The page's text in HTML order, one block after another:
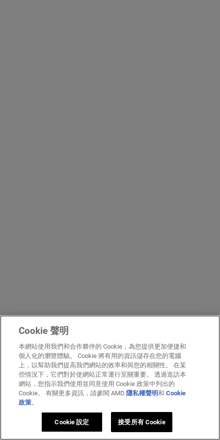
Cookie 聲明
本網站使用我們和合作夥伴的 Cookie，為您提供更加便捷和
個人化的瀏覽體驗。 Cookie 將有用的資訊儲存在您的電腦
上，以幫助我們提高我們網站的效率和與您的相關性。 在某
些情況下，它們對於使網站正常運行至關重要。 透過造訪本
網站，您指示我們使用並同意使用 Cookie 政策中列出的
Cookie。 有關更多資訊，請參閱 AMD 隱私權聲明和Cookie
政策。
Cookie 設定 接受所有 Cookie